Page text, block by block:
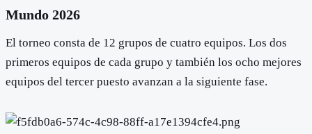
Mundo 2026
El torneo consta de 12 grupos de cuatro equipos. Los dos
primeros equipos de cada grupo y también los ocho mejores
equipos del tercer puesto avanzan a la siguiente fase.